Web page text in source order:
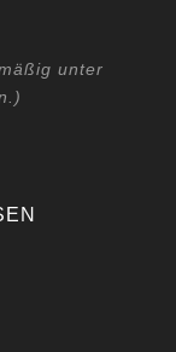
unter